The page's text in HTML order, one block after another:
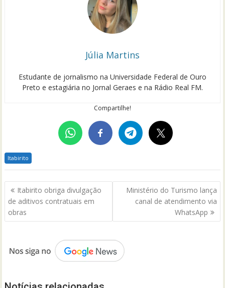
Júlia Martins
Estudante de jornalismo na Universidade Federal de Ouro
Preto e estagiária no Jornal Geraes e na Rádio Real FM.
Compartilhe!
Itabirito
Navegação
de
Post
Itabirito obriga divulgação
de aditivos contratuais em
obras
Ministério do Turismo lança
canal de atendimento via
WhatsApp